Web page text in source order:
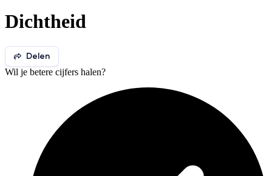
Dichtheid
Delen
Wil je betere cijfers halen?